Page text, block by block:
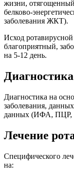
жизни,
белково-
заболевания ЖКТ).
Исход
благоприятный,
на 5-12 день.
Диагностика
Диагностика на
заболевания,
данных (ИФА, ПЦР,
Лечение
Специфического
на: